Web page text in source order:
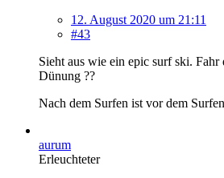
12. August 2020 um 21:11
#43
Sieht aus wie ein epic surf ski. Fahr
Dünung ??
Nach dem Surfen ist vor dem Surfen
aurum
Erleuchteter